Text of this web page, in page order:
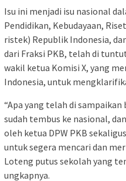
Isu ini menjadi isu nasional
Pendidikan, Kebudayaan,
ristek) Republik Indonesia,
dari Fraksi PKB, telah di
wakil ketua Komisi X, yang
Indonesia, untuk
“Apa yang telah di
sudah tembus ke nasional,
oleh ketua DPW PKB
untuk segera mencari dan
Loteng putus sekolah yang
ungkapnya.